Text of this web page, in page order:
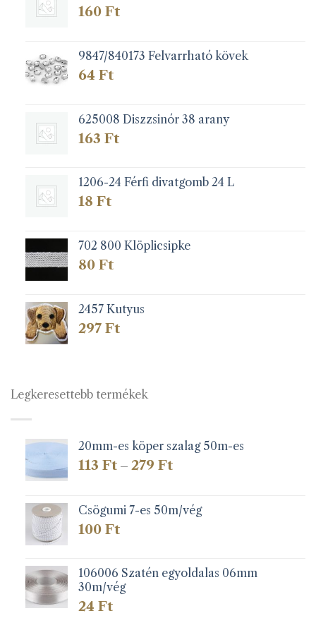
160 Ft
9847/840173 Felvarrható kövek
64 Ft
625008 Diszzsinór 38 arany
163 Ft
1206-24 Férfi divatgomb 24 L
18 Ft
702 800 Klöplicsipke
80 Ft
2457 Kutyus
297 Ft
Legkeresettebb termékek
20mm-es köper szalag 50m-es
113 Ft – 279 FtÁrtartomány:
279 Ft
Csögumi 7-es 50m/vég
100 Ft
106006 Szatén egyoldalas 06mm
30m/vég
24 Ft